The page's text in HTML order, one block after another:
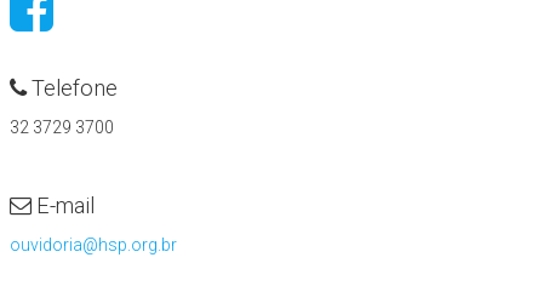
Telefone
32 3729 3700
E-mail
ouvidoria@hsp.org.br